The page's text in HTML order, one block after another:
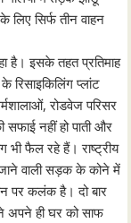
सिर्फ तीन वाहन
है। इसके तहत प्रतिमाह
रिसाइकिलिंग प्लांट
रोडवेज परिसर
नहीं हो पाती और
भी फैल रहे हैं। राष्ट्रीय
जाने वाली सड़क के कोने में
पर कलंक है। दो बार
अपने ही घर को साफ